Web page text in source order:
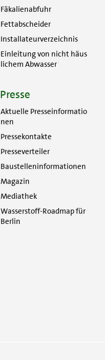
Fäkalienabfuhr
Fettabscheider
Installateurverzeichnis
Einleitung von nicht häus
lichem Abwasser
Presse
Aktuelle Presseinformatio
nen
Pressekontakte
Presseverteiler
Baustelleninformationen
Magazin
Mediathek
Wasserstoff-Roadmap für
Berlin